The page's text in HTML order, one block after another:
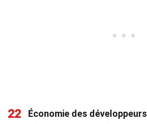
22 Économie des développeurs